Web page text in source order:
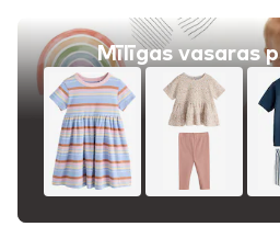
Mīlīgas vasaras